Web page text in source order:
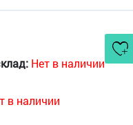
Нет в наличии
в наличии